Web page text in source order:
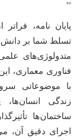
**
پایان نامه،
تسلط شما بر دانش
متدولوژی‌های
فناوری معماری،
با موضوعاتی
زندگی
ساختمان‌ها
اجرای دقیق آن،